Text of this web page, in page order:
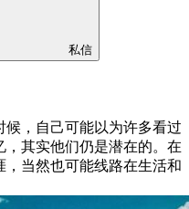
私信
，自己可能以为许多看过
其实他们仍是潜在的。在
当然也可能线路在生活和